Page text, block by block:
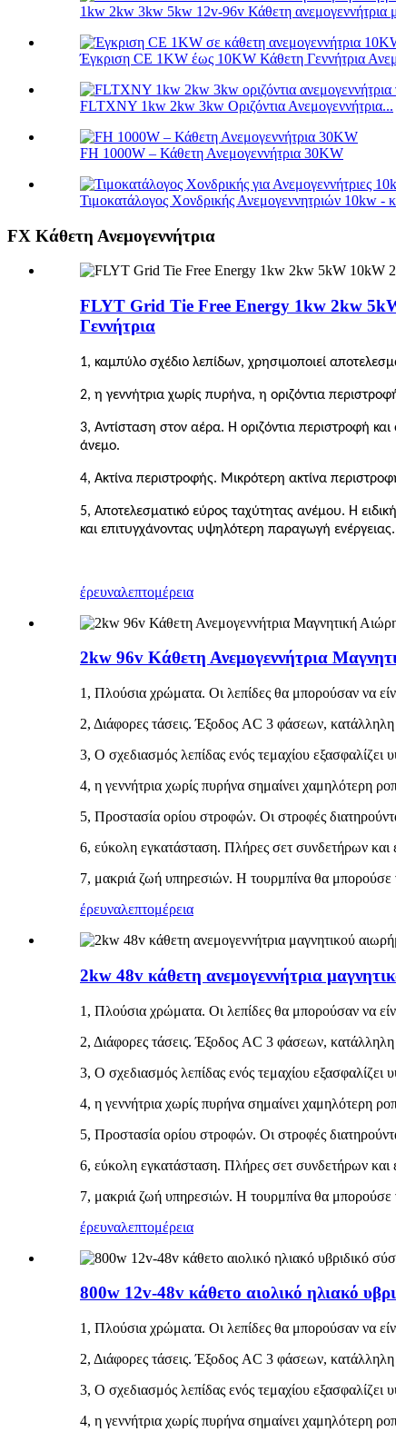
1kw 2kw 3kw 5kw 12v-96v Κάθετη ανεμογεννήτρια
Έγκριση CE 1KW έως 10KW Κάθετη Γεννήτρια
FLTXNY 1kw 2kw 3kw Οριζόντια Ανεμογεννήτρια...
FH 1000W – Κάθετη Ανεμογεννήτρια 30KW
Τιμοκατάλογος Χονδρικής Ανεμογεννητριών 10kw -
FX Κάθετη Ανεμογεννήτρια
FLYT Grid Tie Free Energy 1kw 2kw
Γεννήτρια
1, καμπύλο σχέδιο λεπίδων, χρησιμοποιεί
2, η γεννήτρια χωρίς πυρήνα, η οριζόντια
3, Αντίσταση στον αέρα. Η οριζόντια περιστροφή
άνεμο.
4, Ακτίνα περιστροφής. Μικρότερη ακτίνα
5, Αποτελεσματικό εύρος ταχύτητας ανέμου. Η
και επιτυγχάνοντας υψηλότερη παραγωγή ενέργειας.
έρευναλεπτομέρεια
2kw 96v Κάθετη Ανεμογεννήτρια
1, Πλούσια χρώματα. Οι λεπίδες θα μπορούσαν να
2, Διάφορες τάσεις. Έξοδος AC 3 φάσεων,
3, Ο σχεδιασμός λεπίδας ενός τεμαχίου
4, η γεννήτρια χωρίς πυρήνα σημαίνει χαμηλότερη
5, Προστασία ορίου στροφών. Οι στροφές
6, εύκολη εγκατάσταση. Πλήρες σετ συνδετήρων και
7, μακριά ζωή υπηρεσιών. Η τουρμπίνα θα μπορούσε
έρευναλεπτομέρεια
2kw 48v κάθετη ανεμογεννήτρια
1, Πλούσια χρώματα. Οι λεπίδες θα μπορούσαν να
2, Διάφορες τάσεις. Έξοδος AC 3 φάσεων,
3, Ο σχεδιασμός λεπίδας ενός τεμαχίου
4, η γεννήτρια χωρίς πυρήνα σημαίνει χαμηλότερη
5, Προστασία ορίου στροφών. Οι στροφές
6, εύκολη εγκατάσταση. Πλήρες σετ συνδετήρων και
7, μακριά ζωή υπηρεσιών. Η τουρμπίνα θα μπορούσε
έρευναλεπτομέρεια
800w 12v-48v κάθετο αιολικό ηλιακό
1, Πλούσια χρώματα. Οι λεπίδες θα μπορούσαν να
2, Διάφορες τάσεις. Έξοδος AC 3 φάσεων,
3, Ο σχεδιασμός λεπίδας ενός τεμαχίου
4, η γεννήτρια χωρίς πυρήνα σημαίνει χαμηλότερη